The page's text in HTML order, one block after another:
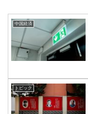
中国経済
トピック